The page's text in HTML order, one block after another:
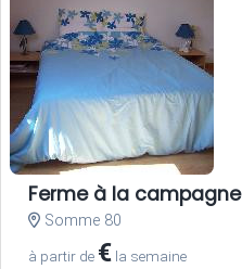
Ferme à la campagne
Somme 80
à partir de € la semaine